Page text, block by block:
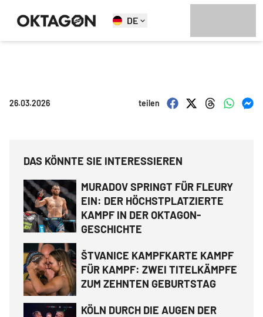
DE
26.03.2026 teilen
DAS KÖNNTE SIE INTERESSIEREN
MURADOV SPRINGT FÜR FLEURY
EIN: DER HÖCHSTPLATZIERTE
KAMPF IN DER OKTAGON-
GESCHICHTE
ŠTVANICE KAMPFKARTE KAMPF
FÜR KAMPF: ZWEI TITELKÄMPFE
ZUM ZEHNTEN GEBURTSTAG
KÖLN DURCH DIE AUGEN DER